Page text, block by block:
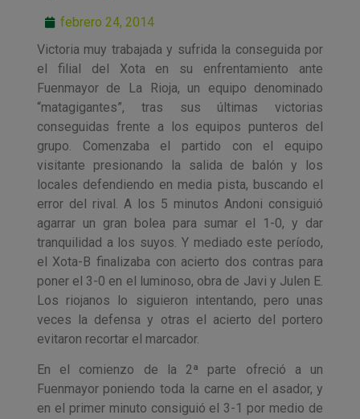
febrero 24, 2014
Victoria muy trabajada y sufrida la conseguida por
el filial del Xota en su enfrentamiento ante
Fuenmayor de La Rioja, un equipo denominado
“matagigantes”, tras sus últimas victorias
conseguidas frente a los equipos punteros del
grupo. Comenzaba el partido con el equipo
visitante presionando la salida de balón y los
locales defendiendo en media pista, buscando el
error del rival. A los 5 minutos Andoni consiguió
agarrar un gran bolea para sumar el 1-0, y dar
tranquilidad a los suyos. Y mediado este período,
el Xota-B finalizaba con acierto dos contras para
poner el 3-0 en el luminoso, obra de Javi y Julen E.
Los riojanos lo siguieron intentando, pero unas
veces la defensa y otras el acierto del portero
evitaron recortar el marcador.
En el comienzo de la 2ª parte ofreció a un
Fuenmayor poniendo toda la carne en el asador, y
en el primer minuto consiguió el 3-1 por medio de